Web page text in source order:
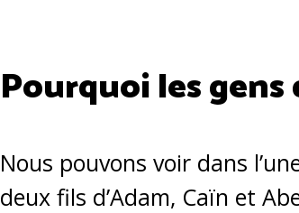
Pourquoi les
Nous pouvons voir dans
deux fils d’Adam, Caïn et